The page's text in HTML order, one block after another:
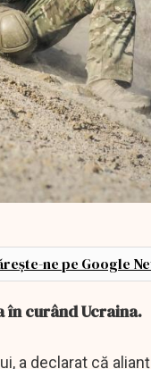
ne pe Google
în curând Ucraina.
a declarat că